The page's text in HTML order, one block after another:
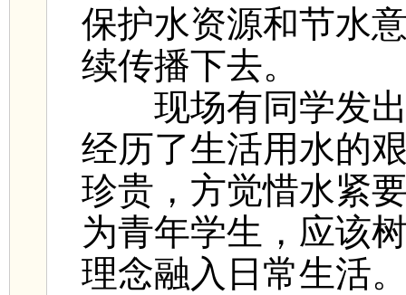
保护水资源和节水
续传播下去。
现场有同学发出
经历了生活用水的
珍贵，方觉惜水紧
为青年学生，应该
理念融入日常生活